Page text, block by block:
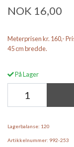
NOK 16,00
Meterprisen kr. 160,-
45 cm bredde.
På Lager
Lagerbalanse: 120
Artikkelnummer: 992-253